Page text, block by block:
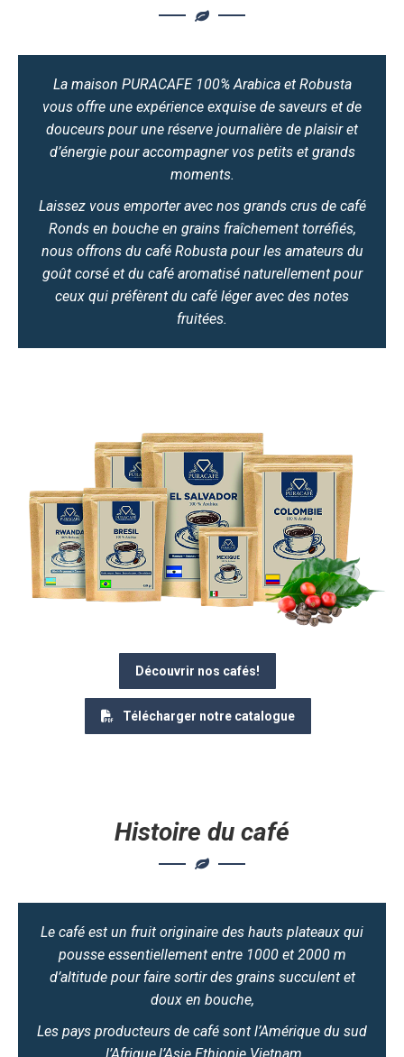
La maison PURACAFE 100% Arabica et Robusta
vous offre une expérience exquise de saveurs et de
douceurs pour une réserve journalière de plaisir et
d’énergie pour accompagner vos petits et grands
moments.
Laissez vous emporter avec nos grands crus de café
Ronds en bouche en grains fraîchement torréfiés,
nous offrons du café Robusta pour les amateurs du
goût corsé et du café aromatisé naturellement pour
ceux qui préfèrent du café léger avec des notes
fruitées.
Découvrir nos cafés!
Télécharger notre catalogue
Histoire du café
Le café est un fruit originaire des hauts plateaux qui
pousse essentiellement entre 1000 et 2000 m
d’altitude pour faire sortir des grains succulent et
doux en bouche,
Les pays producteurs de café sont l’Amérique du sud